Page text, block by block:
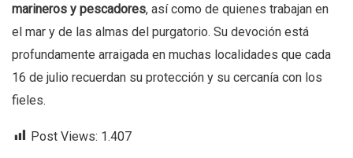
marineros y pescadores, así como de quienes trabajan en
el mar y de las almas del purgatorio. Su devoción está
profundamente arraigada en muchas localidades que cada
16 de julio recuerdan su protección y su cercanía con los
fieles.
Post Views: 1.407